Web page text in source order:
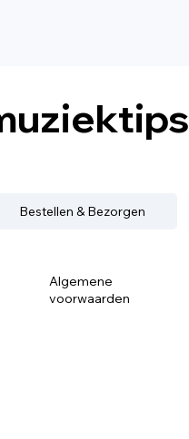
Bestellen & Bezorgen
Algemene
voorwaarden